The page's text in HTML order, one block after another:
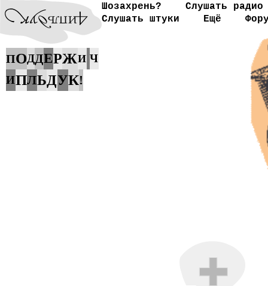
Шозахрень?
Слушать радио
Слушать штуки
Ещё
ПОДДЕРЖИ Ч
ИПЛЬДУК!